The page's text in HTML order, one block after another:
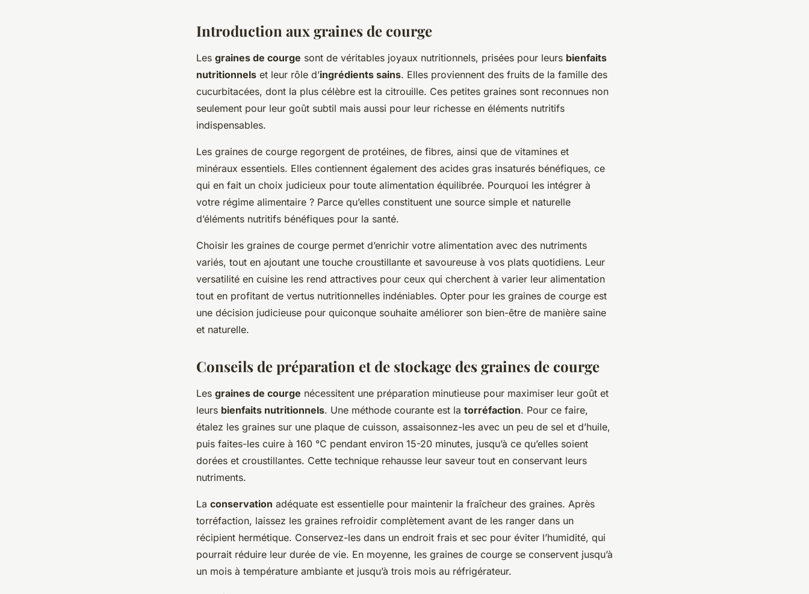
Introduction aux graines de courge
Les graines de courge sont de véritables joyaux nutritionnels, prisées pour leurs bienfaits
nutritionnels et leur rôle d’ingrédients sains. Elles proviennent des fruits de la famille des
cucurbitacées, dont la plus célèbre est la citrouille. Ces petites graines sont reconnues non
seulement pour leur goût subtil mais aussi pour leur richesse en éléments nutritifs
indispensables.
Les graines de courge regorgent de protéines, de fibres, ainsi que de vitamines et
minéraux essentiels. Elles contiennent également des acides gras insaturés bénéfiques, ce
qui en fait un choix judicieux pour toute alimentation équilibrée. Pourquoi les intégrer à
votre régime alimentaire ? Parce qu’elles constituent une source simple et naturelle
d’éléments nutritifs bénéfiques pour la santé.
Choisir les graines de courge permet d’enrichir votre alimentation avec des nutriments
variés, tout en ajoutant une touche croustillante et savoureuse à vos plats quotidiens. Leur
versatilité en cuisine les rend attractives pour ceux qui cherchent à varier leur alimentation
tout en profitant de vertus nutritionnelles indéniables. Opter pour les graines de courge est
une décision judicieuse pour quiconque souhaite améliorer son bien-être de manière saine
et naturelle.
Conseils de préparation et de stockage des graines de courge
Les graines de courge nécessitent une préparation minutieuse pour maximiser leur goût et
leurs bienfaits nutritionnels. Une méthode courante est la torréfaction. Pour ce faire,
étalez les graines sur une plaque de cuisson, assaisonnez-les avec un peu de sel et d’huile,
puis faites-les cuire à 160 °C pendant environ 15-20 minutes, jusqu’à ce qu’elles soient
dorées et croustillantes. Cette technique rehausse leur saveur tout en conservant leurs
nutriments.
La conservation adéquate est essentielle pour maintenir la fraîcheur des graines. Après
torréfaction, laissez les graines refroidir complètement avant de les ranger dans un
récipient hermétique. Conservez-les dans un endroit frais et sec pour éviter l’humidité, qui
pourrait réduire leur durée de vie. En moyenne, les graines de courge se conservent jusqu’à
un mois à température ambiante et jusqu’à trois mois au réfrigérateur.